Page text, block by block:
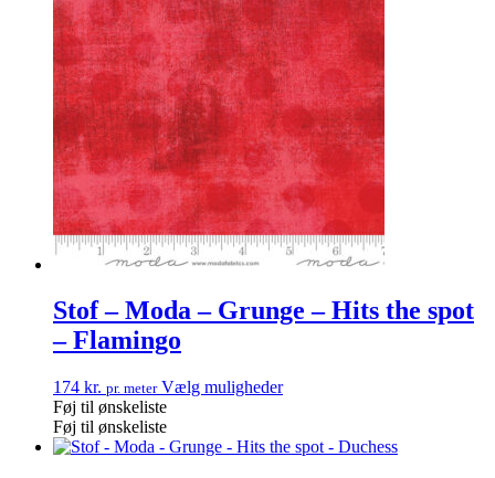
Stof – Moda – Grunge – Hits the spot
– Flamingo
174 kr. pr. meter Vælg muligheder
Føj til ønskeliste
Føj til ønskeliste